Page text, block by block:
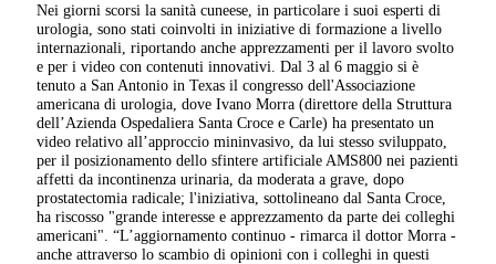
Nei giorni scorsi la sanità cuneese, in particolare i suoi esperti di
urologia, sono stati coinvolti in iniziative di formazione a livello
internazionali, riportando anche apprezzamenti per il lavoro svolto
e per i video con contenuti innovativi. Dal 3 al 6 maggio si è
tenuto a San Antonio in Texas il congresso dell'Associazione
americana di urologia, dove Ivano Morra (direttore della Struttura
dell’Azienda Ospedaliera Santa Croce e Carle) ha presentato un
video relativo all’approccio mininvasivo, da lui stesso sviluppato,
per il posizionamento dello sfintere artificiale AMS800 nei pazienti
affetti da incontinenza urinaria, da moderata a grave, dopo
prostatectomia radicale; l'iniziativa, sottolineano dal Santa Croce,
ha riscosso "grande interesse e apprezzamento da parte dei colleghi
americani". “L’aggiornamento continuo - rimarca il dottor Morra -
anche attraverso lo scambio di opinioni con i colleghi in questi